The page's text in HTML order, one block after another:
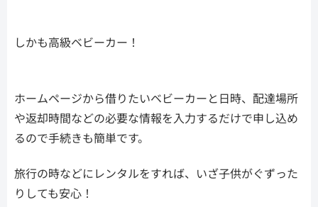
しかも高級ベビーカー！
ホームページから借りたいベビーカーと日時、配達場所
や返却時間などの必要な情報を入力するだけで申し込め
るので手続きも簡単です。
旅行の時などにレンタルをすれば、いざ子供がぐずった
りしても安心！